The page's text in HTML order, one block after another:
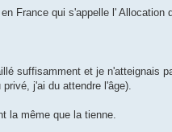
France qui s'appelle l' Allocation
suffisamment et je n'atteignais
j'ai du attendre l'âge).
la même que la tienne.